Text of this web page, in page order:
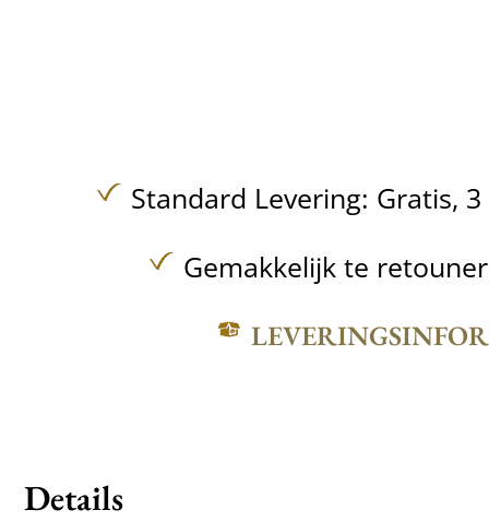
Standard Levering: Gratis,
Gemakkelijk te
Details